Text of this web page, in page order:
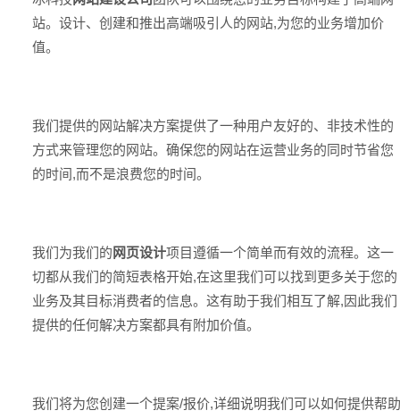
站。设计、创建和推出高端吸引人的网站,为您的业务增加价
值。
我们提供的网站解决方案提供了一种用户友好的、非技术性的
方式来管理您的网站。确保您的网站在运营业务的同时节省您
的时间,而不是浪费您的时间。
我们为我们的 网页设计项目遵循一个简单而有效的流程。这一
切都从我们的简短表格开始,在这里我们可以找到更多关于您的
业务及其目标消费者的信息。这有助于我们相互了解,因此我们
提供的任何解决方案都具有附加价值。
我们将为您创建一个提案/报价,详细说明我们可以如何提供帮助